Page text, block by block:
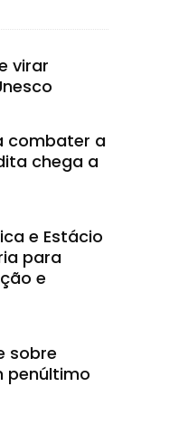
virar
combater a
chega a
e Estácio
para
e
sobre
penúltimo